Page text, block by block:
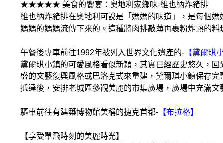
★★★★★ 美食的饗宴：奧地利家鄉味-維也納炸豬排
維也納炸豬排在奧地利可說是「媽媽的味道」，是每個
媽媽的媽媽流傳下來的。這種將肉排敲薄再裹粉炸熟的
午餐後專車前往1992年被列入世界文化遺產的- 【黛爾琪
黛爾琪小鎮的可愛風格看似新穎，其實已經歷史悠久，
盛的文藝復興風格或巴洛克式來重建，黛爾琪小鎮保存
抵達後，安排老城區參觀美麗的市集廣場，廣場中充滿
驅車前往有建築博物館美稱的捷克首都- 【布拉格】
【享受單飛時刻的美麗時光】